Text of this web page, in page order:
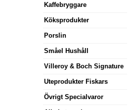
Kaffebryggare
Köksprodukter
Porslin
Småel Hushåll
Villeroy & Boch Signature
Uteprodukter Fiskars
Övrigt Specialvaror